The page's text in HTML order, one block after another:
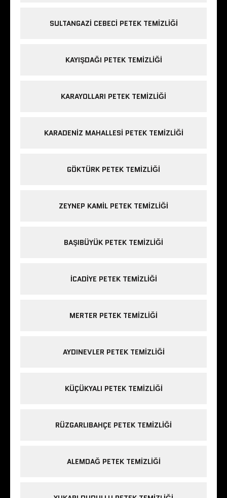
SULTANGAZI CEBECI PETEK TEMIZLIĞI
KAYIŞDAĞI PETEK TEMIZLIĞI
KARAYOLLARI PETEK TEMIZLIĞI
KARADENIZ MAHALLESI PETEK TEMIZLIĞI
GÖKTÜRK PETEK TEMIZLIĞI
ZEYNEP KAMIL PETEK TEMIZLIĞI
BAŞIBÜYÜK PETEK TEMIZLIĞI
ICADIYE PETEK TEMIZLIĞI
MERTER PETEK TEMIZLIĞI
AYDINEVLER PETEK TEMIZLIĞI
KÜÇÜKYALI PETEK TEMIZLIĞI
RÜZGARLIBAHÇE PETEK TEMIZLIĞI
ALEMDAĞ PETEK TEMIZLIĞI